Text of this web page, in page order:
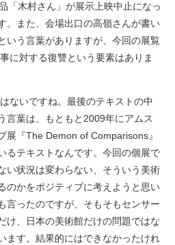
「木村さん」が展示上映中止になっ
。また、会場出口の高嶺さんが書い
いう言葉がありますが、今回の展覧
に対する復讐という要素はありま
ないですね。最後のテキストの中
言葉は、もともと2009年にアムス
展『The Demon of Comparisons』
るテキストなんです。今回の個展で
い状況は変わらない、そういう美術
のかをポジティブに考えようと思い
言ったのですが、そもそもセンサー
け、日本の美術館だけの問題ではな
ます。結果的にはできなかったけれ